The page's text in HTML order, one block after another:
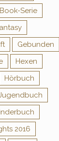
Serie
Gebunden
Hexen
Hörbuch
2016